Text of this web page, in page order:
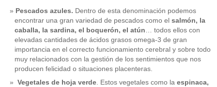
Pescados azules. Dentro de esta denominación podemos
encontrar una gran variedad de pescados como el salmón, la
caballa, la sardina, el boquerón, el atún… todos ellos con
elevadas cantidades de ácidos grasos omega-3 de gran
importancia en el correcto funcionamiento cerebral y sobre todo
muy relacionados con la gestión de los sentimientos que nos
producen felicidad o situaciones placenteras.
Vegetales de hoja verde. Estos vegetales como la espinaca,